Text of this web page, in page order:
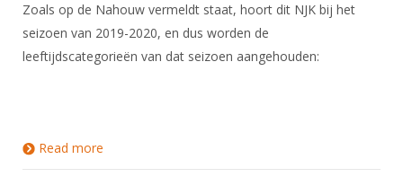
Geschiedenis van het schermen
Zoals op de Nahouw vermeldt staat, hoort dit NJK bij het
seizoen van 2019-2020, en dus worden de
leeftijdscategorieën van dat seizoen aangehouden:
Read more